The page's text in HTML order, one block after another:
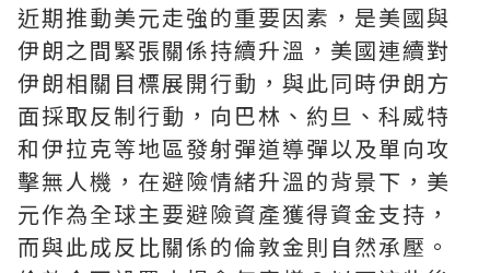
近期推動美元走強的重要因素，是美國與
伊朗之間緊張關係持續升溫，美國連續對
伊朗相關目標展開行動，與此同時伊朗方
面採取反制行動，向巴林、約旦、科威特
和伊拉克等地區發射彈道導彈以及單向攻
擊無人機，在避險情緒升溫的背景下，美
元作為全球主要避險資產獲得資金支持，
而與此成反比關係的倫敦金則自然承壓。